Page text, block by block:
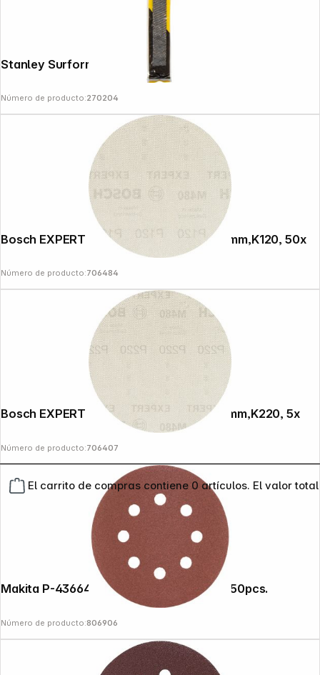
El carrito de compras contiene 0 artículos. El valor
Stanley Surform Ersatzblatt 255 mm
Número de producto:270204
Bosch EXPERT Sandings Nets M480,150mm,K120, 50x
Número de producto:706484
Bosch EXPERT Sandings Nets M480,125mm,K220, 5x
Número de producto:706407
Makita P-43664 Sandpaper 125mm K120 50pcs.
Número de producto:806906